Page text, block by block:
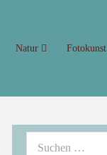
Natur Fotokunst